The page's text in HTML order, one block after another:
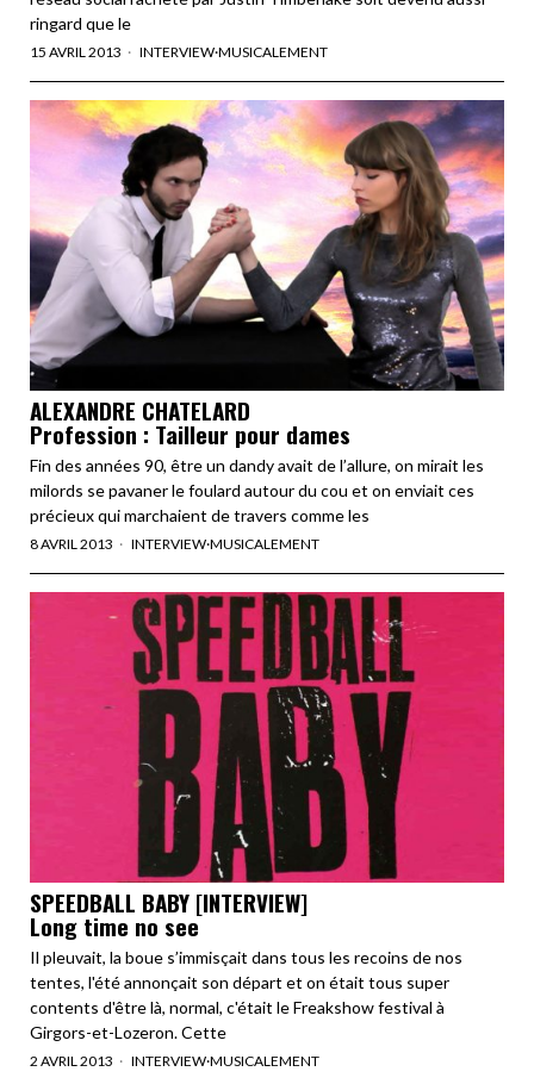
ringard que le
15 AVRIL 2013 INTERVIEW·MUSICALEMENT
ALEXANDRE CHATELARD
Profession : Tailleur pour dames
Fin des années 90, être un dandy avait de l’allure, on mirait les
milords se pavaner le foulard autour du cou et on enviait ces
précieux qui marchaient de travers comme les
8 AVRIL 2013 INTERVIEW·MUSICALEMENT
SPEEDBALL BABY [INTERVIEW]
Long time no see
Il pleuvait, la boue s’immisçait dans tous les recoins de nos
tentes, l'été annonçait son départ et on était tous super
contents d'être là, normal, c'était le Freakshow festival à
Girgors-et-Lozeron. Cette
2 AVRIL 2013 INTERVIEW·MUSICALEMENT